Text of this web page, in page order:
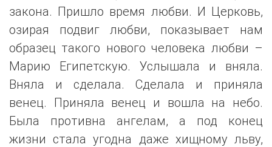
закона. Пришло время любви. И Церковь,
озирая подвиг любви, показывает нам
образец такого нового человека любви –
Марию Египетскую. Услышала и вняла.
Вняла и сделала. Сделала и приняла
венец. Приняла венец и вошла на небо.
Была противна ангелам, а под конец
жизни стала угодна даже хищному льву,